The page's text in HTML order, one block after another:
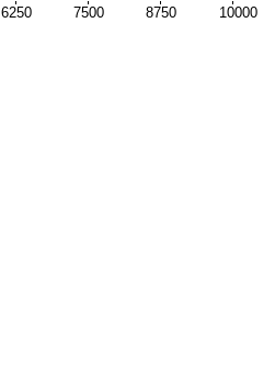
6250 7500 8750 10000